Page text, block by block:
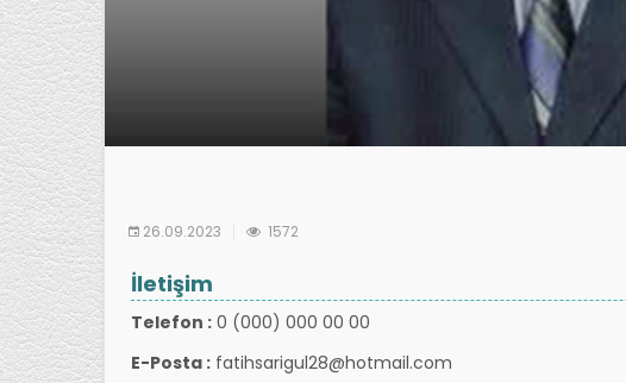
26.09.2023 1572
İletişim
Telefon : 0 (000) 000 00 00
E-Posta : fatihsarigul28@hotmail.com